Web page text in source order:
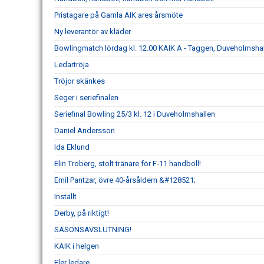
Pristagare på Gamla AIK:ares årsmöte
Ny leverantör av kläder
Bowlingmatch lördag kl. 12.00 KAIK A - Taggen,
Ledartröja
Tröjor skänkes
Seger i seriefinalen
Seriefinal Bowling 25/3 kl. 12 i Duveholmshallen
Daniel Andersson
Ida Eklund
Elin Troberg, stolt tränare för F-11 handboll!
Emil Pantzar, övre 40-årsåldern &#128521;
Inställt
Derby, på riktigt!
SÄSONSAVSLUTNING!
KAIK i helgen